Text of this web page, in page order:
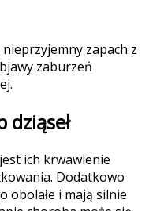
nieprzyjemny zapach z
zaburzeń
ich krwawienie
Dodatkowo
obolałe i mają silnie